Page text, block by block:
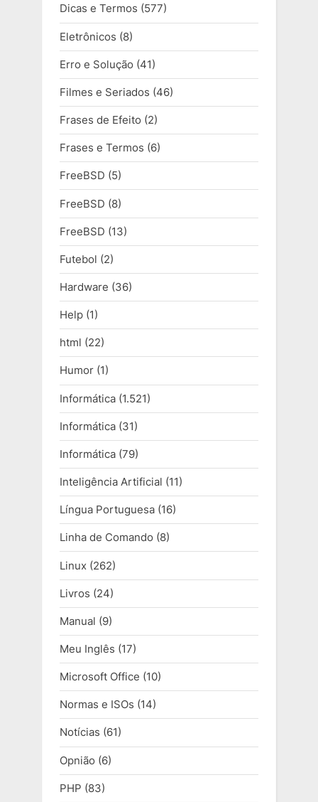
Dicas e Termos (577)
Eletrônicos (8)
Erro e Solução (41)
Filmes e Seriados (46)
Frases de Efeito (2)
Frases e Termos (6)
FreeBSD (5)
FreeBSD (8)
FreeBSD (13)
Futebol (2)
Hardware (36)
Help (1)
html (22)
Humor (1)
Informática (1.521)
Informática (31)
Informática (79)
Inteligência Artificial (11)
Língua Portuguesa (16)
Linha de Comando (8)
Linux (262)
Livros (24)
Manual (9)
Meu Inglês (17)
Microsoft Office (10)
Normas e ISOs (14)
Notícias (61)
Opnião (6)
PHP (83)